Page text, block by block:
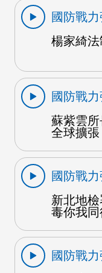
國防戰力
楊家綺
國防戰力
蘇紫雲
全球擴
國防戰力
新北地
毒你我
國防戰力